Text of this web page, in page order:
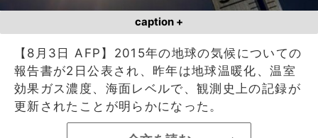
caption +
【8月3日 AFP】2015年の地球の気候についての
報告書が2日公表され、昨年は地球温暖化、温室
効果ガス濃度、海面レベルで、観測史上の記録が
更新されたことが明らかになった。